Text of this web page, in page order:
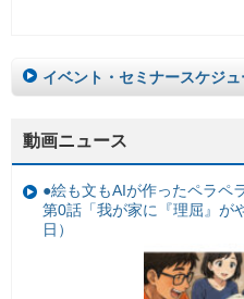
イベント・セミナースケジ
動画ニュース
●絵も文もAIが作ったペラペ
第0話「我が家に『理屈』が
日）